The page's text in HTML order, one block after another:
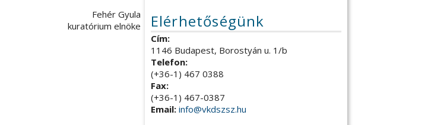
Elérhetőségünk
Cím:
1146 Budapest, Borostyán u. 1/b
Telefon:
(+36-1) 467 0388
Fax:
(+36-1) 467-0387
Email: info@vkdszsz.hu
Gyula
kuratórium elnöke